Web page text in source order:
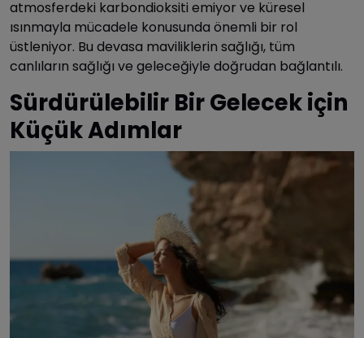
atmosferdeki karbondioksiti emiyor ve küresel
ısınmayla mücadele konusunda önemli bir rol
üstleniyor. Bu devasa maviliklerin sağlığı, tüm
canlıların sağlığı ve geleceğiyle doğrudan bağlantılı.
Sürdürülebilir Bir Gelecek için
Küçük Adımlar